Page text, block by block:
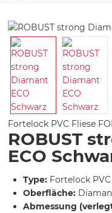
Fortelock PVC Fliese
ROBUST
ECO
Type: Fortelock
Oberfläche:
Abmessung